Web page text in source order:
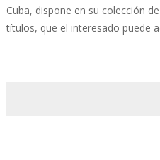
Cuba, dispone en su colección
títulos, que el interesado puede